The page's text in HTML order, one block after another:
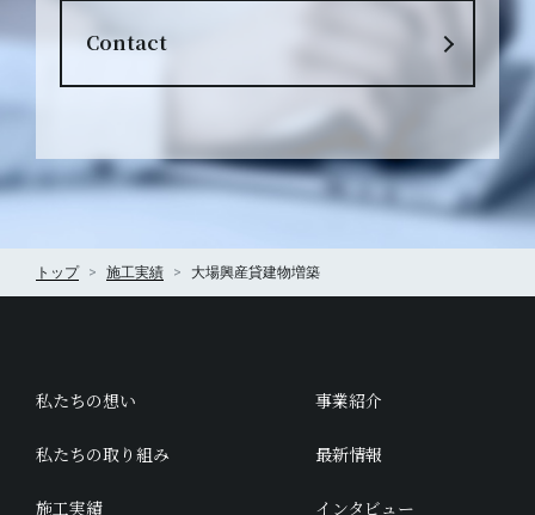
Contact
トップ 施工実績 大場興産貸建物増築
私たちの想い
私たちの取り組み
施工実績
事業紹介
最新情報
インタビュー